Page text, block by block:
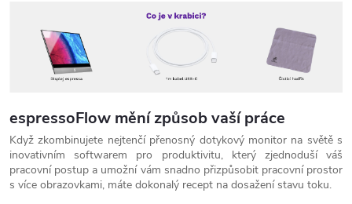
espressoFlow mění způsob vaší práce
Když zkombinujete nejtenčí přenosný dotykový monitor na světě s
inovativním softwarem pro produktivitu, který zjednoduší váš
pracovní postup a umožní vám snadno přizpůsobit pracovní prostor
s více obrazovkami, máte dokonalý recept na dosažení stavu toku.